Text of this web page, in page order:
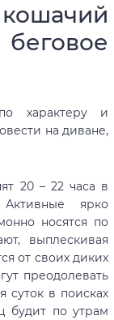
характеру и
на диване,
20 – 22 часа в
ярко
носятся по
выплескивая
от своих диких
преодолевать
суток в поисках
будит по утрам